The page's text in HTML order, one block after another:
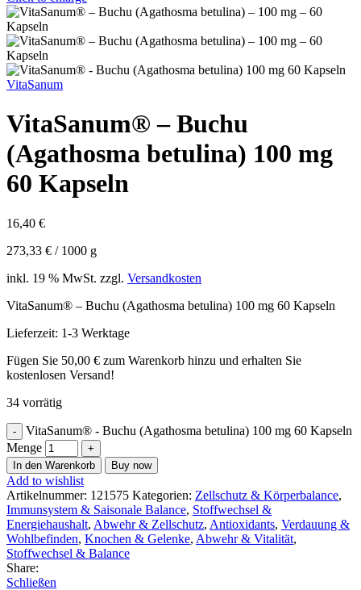
VitaSanum
VitaSanum® – Buchu
(Agathosma betulina) 100 mg
60 Kapseln
16,40 €
273,33 € / 1000 g
inkl. 19 % MwSt. zzgl. Versandkosten
VitaSanum® – Buchu (Agathosma betulina) 100 mg 60 Kapseln
Lieferzeit: 1-3 Werktage
Fügen Sie 50,00 € zum Warenkorb hinzu und erhalten Sie
kostenlosen Versand!
34 vorrätig
VitaSanum® - Buchu (Agathosma betulina) 100 mg 60 Kapseln
Menge
In den Warenkorb Buy now
Add to wishlist
Artikelnummer: 121575 Kategorien: Zellschutz & Körperbalance,
Immunsystem & Saisonale Balance, Stoffwechsel &
Energiehaushalt, Abwehr & Zellschutz, Antioxidants, Verdauung &
Wohlbefinden, Knochen & Gelenke, Abwehr & Vitalität,
Stoffwechsel & Balance
Share:
Schließen